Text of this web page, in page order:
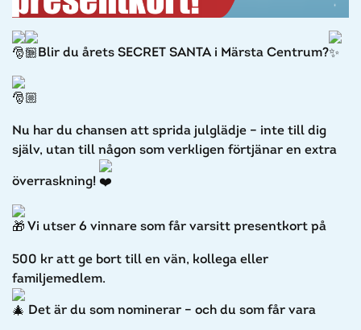
Blir du årets SECRET SANTA i Märsta Centrum?
Nu har du chansen att sprida julglädje – inte till dig
själv, utan till någon som verkligen förtjänar en extra
överraskning!
Vi utser 6 vinnare som får varsitt presentkort på
500 kr att ge bort till en vän, kollega eller
familjemedlem.
Det är du som nominerar – och du som får vara